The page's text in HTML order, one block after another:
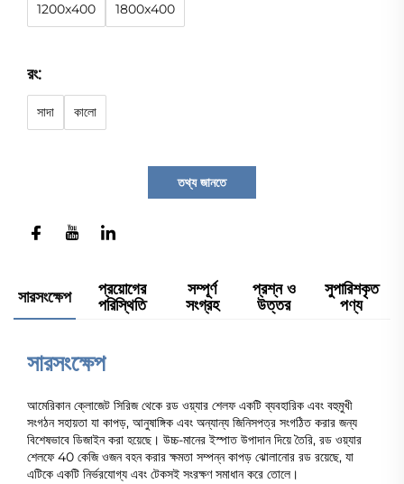
1200x400 1800x400
রং:
সাদা কালো
তথ্য জানতে
সারসংক্ষেপ
প্রয়োগের
পরিস্থিতি
সম্পূর্ণ
সংগ্রহ
প্রশ্ন ও
উত্তর
সুপারিশকৃত
পণ্য
সারসংক্ষেপ
আমেরিকান ক্লোজেট সিরিজ থেকে রড ওয়্যার শেলফ একটি ব্যবহারিক এবং বহুমুখী
সংগঠন সহায়তা যা কাপড়, আনুষাঙ্গিক এবং অন্যান্য জিনিসপত্র সংগঠিত করার জন্য
বিশেষভাবে ডিজাইন করা হয়েছে। উচ্চ-মানের ইস্পাত উপাদান দিয়ে তৈরি, রড ওয়্যার
শেলফে 40 কেজি ওজন বহন করার ক্ষমতা সম্পন্ন কাপড় ঝোলানোর রড রয়েছে, যা
এটিকে একটি নির্ভরযোগ্য এবং টেকসই সংরক্ষণ সমাধান করে তোলে।